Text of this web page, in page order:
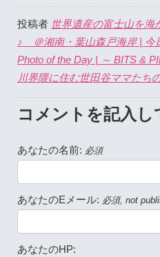
投稿者 世界遺産の富士山を海
♪ ＠湘南・葉山森戸海岸 |
Photo of the Day | ～ BITS &
川界隈に住む世田谷ママたち
コメントを記入し
あなたの名前: 必須
あなたのEメール: 必須, not
あなたのHP: